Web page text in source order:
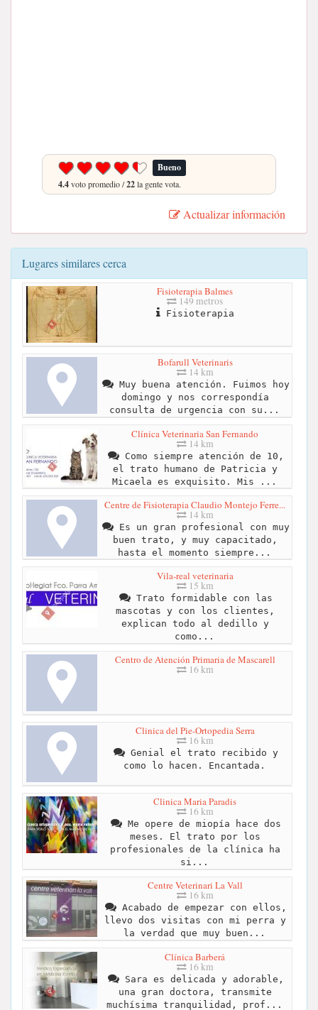
Bueno
4.4voto promedio /22la gente vota.
Actualizar información
Lugares similares cerca
Fisioterapia Balmes
149 metros
Fisioterapia
Bofarull Veterinaris
14 km
Muy buena atención. Fuimos hoy
domingo y nos correspondía
consulta de urgencia con su...
Clínica Veterinaria San Fernando
14 km
Como siempre atención de 10,
el trato humano de Patricia y
Micaela es exquisito. Mis ...
Centre de Fisioterapia Claudio Montejo Ferre...
14 km
Es un gran profesional con muy
buen trato, y muy capacitado,
hasta el momento siempre...
Vila-real veterinaria
15 km
Trato formidable con las
mascotas y con los clientes,
explican todo al dedillo y
como...
Centro de Atención Primaria de Mascarell
16 km
Clinica del Pie-Ortopedia Serra
16 km
Genial el trato recibido y
como lo hacen. Encantada.
Clinica Maria Paradis
16 km
Me opere de miopía hace dos
meses. El trato por los
profesionales de la clínica ha
si...
Centre Veterinari La Vall
16 km
Acabado de empezar con ellos,
llevo dos visitas con mi perra y
la verdad que muy buen...
Clínica Barberá
16 km
Sara es delicada y adorable,
una gran doctora, transmite
muchísima tranquilidad, prof...